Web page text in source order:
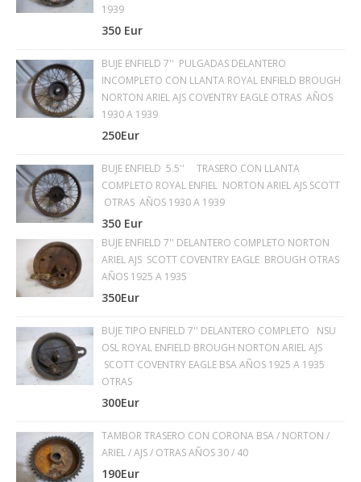
1939
350 Eur
BUJE ENFIELD 7'' PULGADAS DELANTERO
INCOMPLETO CON LLANTA ROYAL ENFIELD BROUGH
NORTON ARIEL AJS COVENTRY EAGLE OTRAS AÑOS
1930 A 1939
250Eur
BUJE ENFIELD 5.5'' TRASERO CON LLANTA
COMPLETO ROYAL ENFIEL NORTON ARIEL AJS SCOTT
OTRAS AÑOS 1930 A 1939
350 Eur
BUJE ENFIELD 7'' DELANTERO COMPLETO NORTON
ARIEL AJS SCOTT COVENTRY EAGLE BROUGH OTRAS
AÑOS 1925 A 1935
350Eur
BUJE TIPO ENFIELD 7'' DELANTERO COMPLETO NSU
OSL ROYAL ENFIELD BROUGH NORTON ARIEL AJS
SCOTT COVENTRY EAGLE BSA AÑOS 1925 A 1935
OTRAS
300Eur
TAMBOR TRASERO CON CORONA BSA / NORTON /
ARIEL / AJS / OTRAS AÑOS 30 / 40
190Eur